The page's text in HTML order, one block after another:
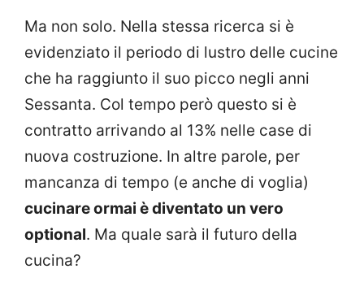
Ma non solo. Nella stessa ricerca si è
evidenziato il periodo di lustro delle cucine
che ha raggiunto il suo picco negli anni
Sessanta. Col tempo però questo si è
contratto arrivando al 13% nelle case di
nuova costruzione. In altre parole, per
mancanza di tempo (e anche di voglia)
cucinare ormai è diventato un vero
optional. Ma quale sarà il futuro della
cucina?